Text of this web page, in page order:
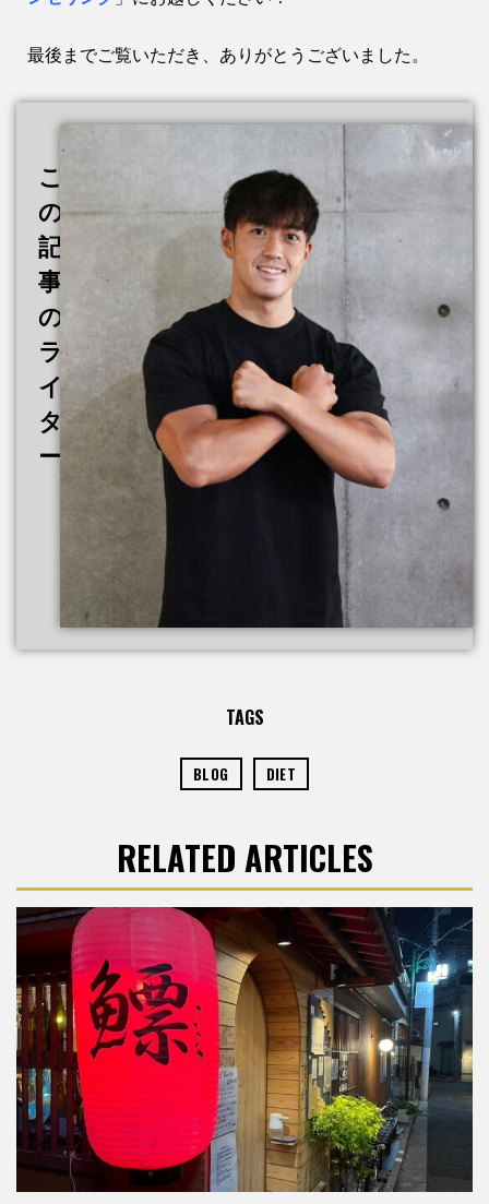
最後までご覧いただき、ありがとうございました。
こ
の
記
事
の
ラ
イ
タ
ー
TAGS
BLOG DIET
RELATED ARTICLES